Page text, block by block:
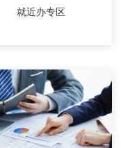
就近办专区